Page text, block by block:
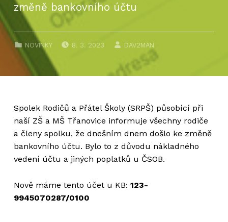
změně bankovního účtu
NOVINKY
PUBLIKOVÁNO DNE:
8. 3. 2023 DAV2MAN
Spolek Rodičů a Přátel Školy (SRPŠ) působící při
naší ZŠ a MŠ Třanovice informuje všechny rodiče
a členy spolku, že dnešním dnem došlo ke změně
bankovního účtu. Bylo to z důvodu nákladného
vedení účtu a jiných poplatků u ČSOB.
Nově máme tento účet u KB: 123-
9945070287/0100